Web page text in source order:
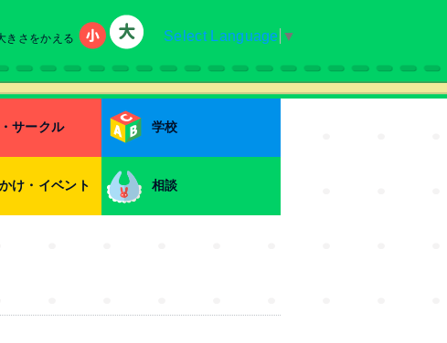
きさをかえる
Select Language ▼
サークル 学校
け・イベント 相談